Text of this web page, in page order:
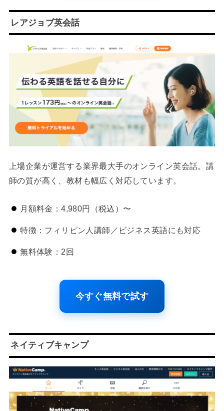
レアジョブ英会話
上場企業が運営する業界最大手のオンライン英会話。講
師の質が高く、教材も幅広く対応しています。
月額料金：4,980円（税込）〜
特徴：フィリピン人講師／ビジネス英語にも対応
無料体験：2回
今すぐ無料で試す
ネイティブキャンプ